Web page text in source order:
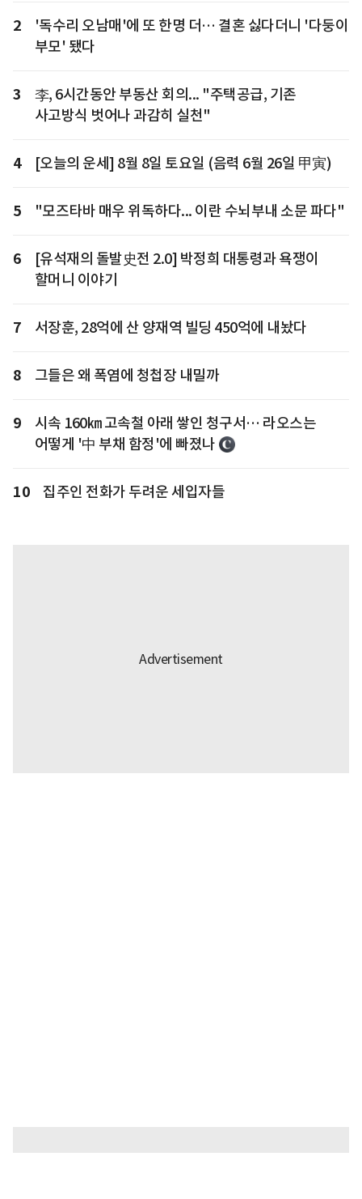
2
'독수리 오남매'에 또 한명 더… 결혼 싫다더니 '다둥이
부모' 됐다
3
李, 6시간동안 부동산 회의... "주택공급, 기존
사고방식 벗어나 과감히 실천"
4 [오늘의 운세] 8월 8일 토요일 (음력 6월 26일 甲寅)
5 "모즈타바 매우 위독하다... 이란 수뇌부내 소문 파다"
6
[유석재의 돌발史전 2.0] 박정희 대통령과 욕쟁이
할머니 이야기
7 서장훈, 28억에 산 양재역 빌딩 450억에 내놨다
8 그들은 왜 폭염에 청첩장 내밀까
9
시속 160㎞ 고속철 아래 쌓인 청구서… 라오스는
어떻게 '中 부채 함정'에 빠졌나
10 집주인 전화가 두려운 세입자들